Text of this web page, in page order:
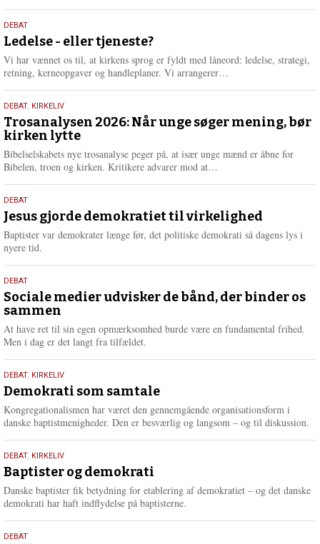
e
r
e
10.
juni
2026
DEBAT
Ledelse - eller tjeneste?
Vi har vænnet os til, at kirkens sprog er fyldt med låneord: ledelse, strategi,
retning, kerneopgaver og handleplaner. Vi arrangerer…
e
2.
juni
2026
DEBAT, KIRKELIV
Trosanalysen 2026: Når unge søger mening, bør
kirken lytte
Bibelselskabets nye trosanalyse peger på, at især unge mænd er åbne for
Bibelen, troen og kirken. Kritikere advarer mod at…
e
r
18.
maj
2026
DEBAT
Jesus gjorde demokratiet til virkelighed
Baptister var demokrater længe før, det politiske demokrati så dagens lys i
nyere tid.
18.
maj
2026
DEBAT
Sociale medier udvisker de bånd, der binder os
sammen
At have ret til sin egen opmærksomhed burde være en fundamental frihed.
Men i dag er det langt fra tilfældet.
18.
maj
2026
DEBAT, KIRKELIV
Demokrati som samtale
Kongregationalismen har været den gennemgående organisationsform i
danske baptistmenigheder. Den er besværlig og langsom – og til diskussion.
18.
maj
2026
DEBAT, KIRKELIV
Baptister og demokrati
Danske baptister fik betydning for etablering af demokratiet – og det danske
demokrati har haft indflydelse på baptisterne.
18.
DEBAT